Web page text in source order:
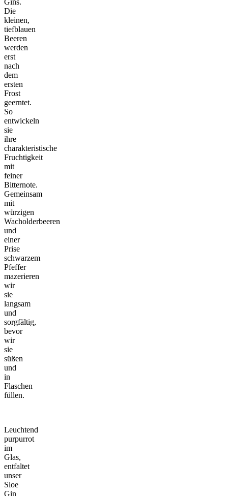
Gins.
Die
kleinen,
tiefblauen
Beeren
werden
erst
nach
dem
ersten
Frost
geerntet.
So
entwickeln
sie
ihre
charakteristische
Fruchtigkeit
mit
feiner
Bitternote.
Gemeinsam
mit
würzigen
Wacholderbeeren
und
einer
Prise
schwarzem
Pfeffer
mazerieren
wir
sie
langsam
und
sorgfältig,
bevor
wir
sie
süßen
und
in
Flaschen
füllen.
Leuchtend
purpurrot
im
Glas,
entfaltet
unser
Sloe
Gin